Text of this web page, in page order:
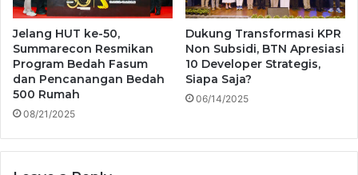
Jelang HUT ke-50,
Summarecon Resmikan
Program Bedah Fasum
dan Pencanangan Bedah
500 Rumah
08/21/2025
Dukung Transformasi KPR
Non Subsidi, BTN Apresiasi
10 Developer Strategis,
Siapa Saja?
06/14/2025